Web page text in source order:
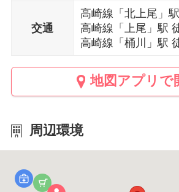
交通
高崎線「北上尾」
高崎線「上尾」駅
高崎線「桶川」駅
地図アプリで
周辺環境